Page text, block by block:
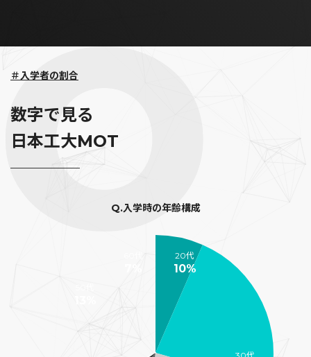
＃入学者の割合
数字で見る
日本工大MOT
Q.入学時の年齢構成
20代
10%